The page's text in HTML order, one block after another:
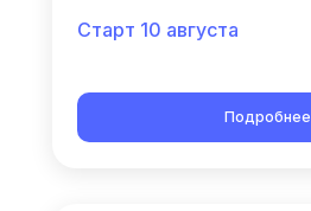
Старт 10 августа
Подробнее